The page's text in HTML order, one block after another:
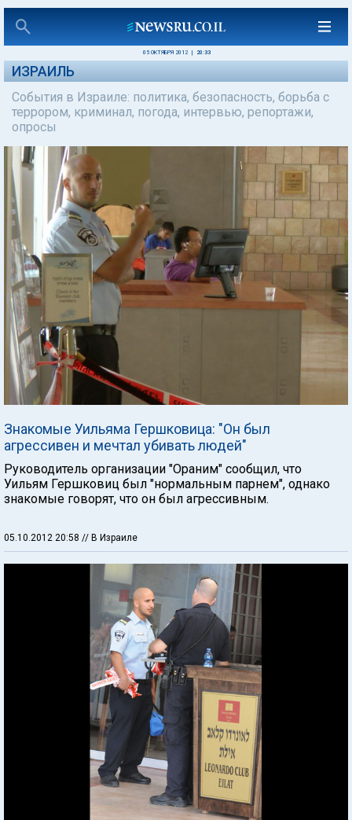
05 ОКТЯБРЯ 2012 20:33
ИЗРАИЛЬ
События в Израиле: политика, безопасность, борьба с
террором, криминал, погода, интервью, репортажи,
опросы
Знакомые Уильяма Гершковица: "Он был
агрессивен и мечтал убивать людей"
Руководитель организации "Ораним" сообщил, что
Уильям Гершковиц был "нормальным парнем", однако
знакомые говорят, что он был агрессивным.
05.10.2012 20:58 // В Израиле